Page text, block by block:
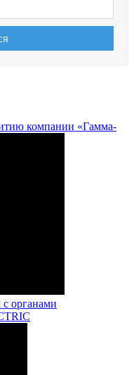
компании «Гамма-
органами